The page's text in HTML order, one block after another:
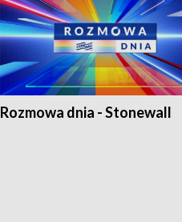
Rozmowa dnia - Stonewall